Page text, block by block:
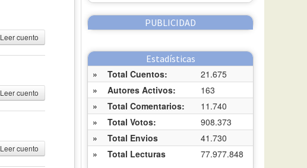
Leer cuento
Leer cuento
Leer cuento
PUBLICIDAD
Estadísticas
»
Total Cuentos:
21.675
»
Autores Activos:
163
»
Total Comentarios:
11.740
»
Total Votos:
908.373
»
Total Envios
41.730
»
Total Lecturas 77.977.848